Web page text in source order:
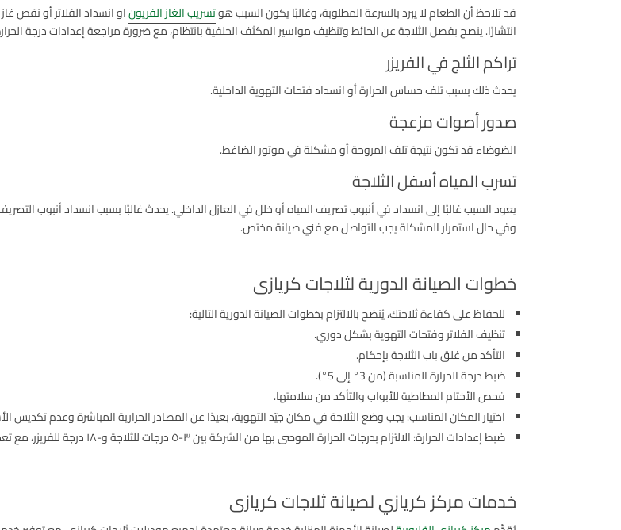
قد تلاحظ أن الطعام لا يبرد بالسرعة المطلوبة، وغالبًا يكون السبب هوتسريب الغاز الفريوناو انسداد الفلاتر أو نقص
انتشارًا. ينصح بفصل الثلاجة عن الحائط وتنظيف مواسير المكثف الخلفية بانتظام، مع ضرورة مراجعة إعدادات درجة
تراكم الثلج في الفريزر
يحدث ذلك بسبب تلف حساس الحرارة أو انسداد فتحات التهوية الداخلية.
صدور أصوات مزعجة
الضوضاء قد تكون نتيجة تلف المروحة أو مشكلة في موتور الضاغط.
تسرب المياه أسفل الثلاجة
يعود السبب غالبًا إلى انسداد في أنبوب تصريف المياه أو خلل في العازل الداخلي. يحدث غالبًا بسبب انسداد أنبوب
وفي حال استمرار المشكلة يجب التواصل مع فني صيانة مختص.
خطوات الصيانة الدورية لثلاجات كريازى
للحفاظ على كفاءة ثلاجتك، يُنصَح بالالتزام بخطوات الصيانة الدورية التالية:
تنظيف الفلاتر وفتحات التهوية بشكل دوري.
التأكد من غلق باب الثلاجة بإحكام.
ضبط درجة الحرارة المناسبة (من 3° إلى 5°).
فحص الأختام المطاطية للأبواب والتأكد من سلامتها.
اختيار المكان المناسب: يجب وضع الثلاجة في مكان جيّد التهوية، بعيدًا عن المصادر الحرارية المباشرة وعدم
ضبط إعدادات الحرارة: الالتزام بدرجات الحرارة الموصى بها من الشركة بين ٣-٥ درجات للثلاجة و-١٨ درجة للفريزر، مع تعديل الدرجة حسب تغير الفصول.
خدمات مركز كريازي لصيانة ثلاجات كريازى